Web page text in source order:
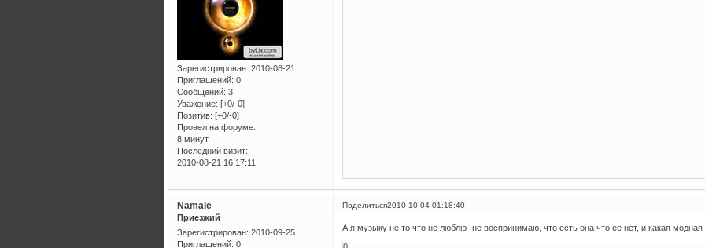
Зарегистрирован: 2010-08-21
Приглашений: 0
Сообщений: 3
Уважение: [+0/-0]
Позитив: [+0/-0]
Провел на форуме:
8 минут
Последний визит:
2010-08-21 16:17:11
Поделиться2010-10-04 01:18:40
Namale
Приезжий
Зарегистрирован: 2010-09-25
Приглашений: 0
А я музыку не то что не люблю -не воспринимаю, что есть она что ее нет, и какая модная